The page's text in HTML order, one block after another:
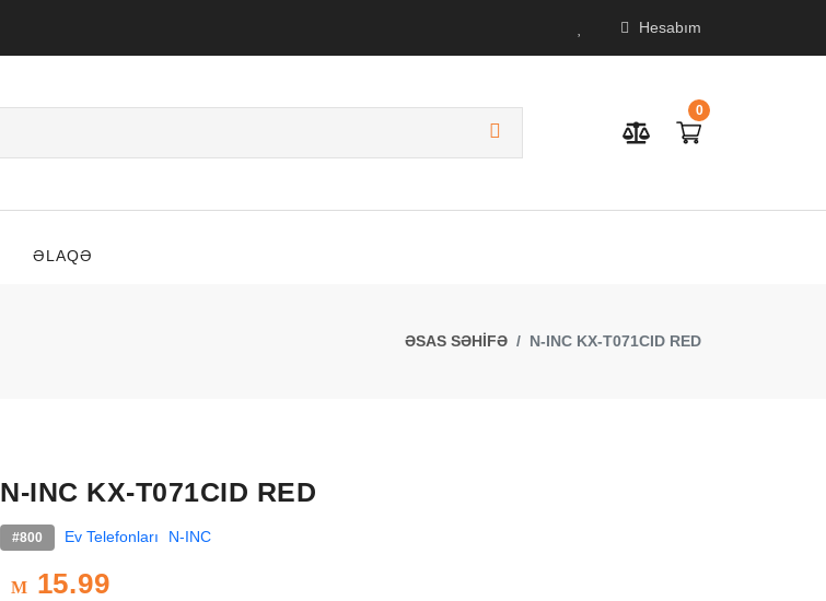
Hesabım
0
ƏLAQƏ
ƏSAS SƏHİFƏ N-INC KX-T071CID RED
N-INC KX-T071CID RED
#800 Ev Telefonları N-INC
M 15.99